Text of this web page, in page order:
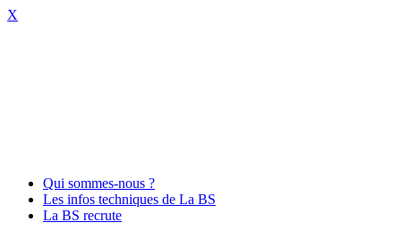
X
Qui sommes-nous ?
Les infos techniques de La BS
La BS recrute